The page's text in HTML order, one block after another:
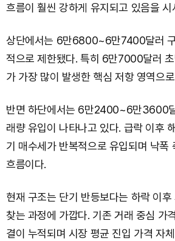
흐름이 훨씬 강하게 유지되고 있음을 시
상단에서는 6만6800~6만7400달러
적으로 제한됐다. 특히 6만7000달러
가 가장 많이 발생한 핵심 저항 영역으
반면 하단에서는 6만2400~6만3600
래량 유입이 나타나고 있다. 급락 이후
기 매수세가 반복적으로 유입되며 낙폭
흐름이다.
현재 구조는 단기 반등보다는 하락 이
찾는 과정에 가깝다. 기존 거래 중심 가
결이 누적되며 시장 평균 진입 가격 자